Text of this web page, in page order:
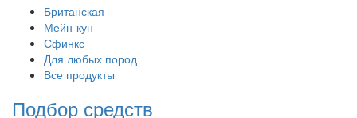
Британская
Мейн-кун
Сфинкс
Для любых пород
Все продукты
Подбор средств